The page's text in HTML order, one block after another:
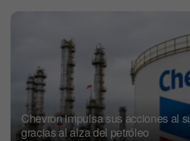
Chevron impulsa sus acciones al
gracias al alza del petróleo